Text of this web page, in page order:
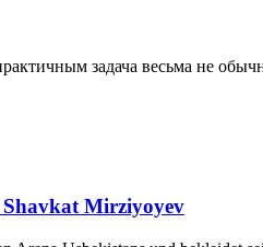
задача весьма не
Mirziyoyev